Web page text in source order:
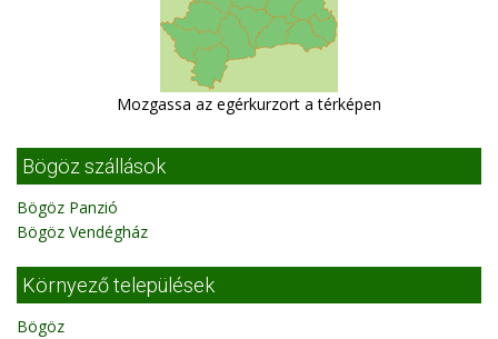
Mozgassa az egérkurzort a térképen
Bögöz szállások
Bögöz Panzió
Bögöz Vendégház
Környező települések
Bögöz